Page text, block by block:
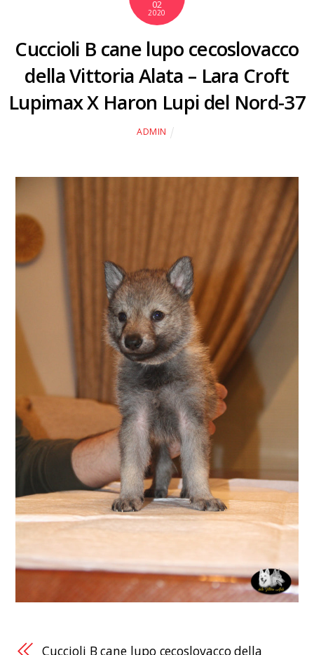
02
2020
Cuccioli B cane lupo cecoslovacco
della Vittoria Alata – Lara Croft
Lupimax X Haron Lupi del Nord-37
ADMIN
Cuccioli B cane lupo cecoslovacco della